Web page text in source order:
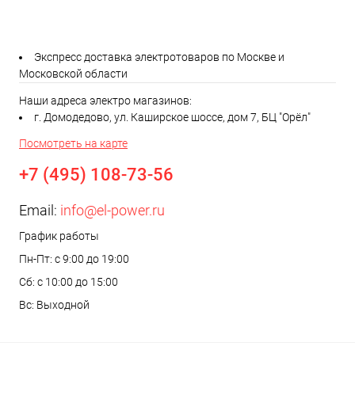
Экспресс доставка электротоваров по Москве и
Московской области
Наши адреса электро магазинов:
г. Домодедово, ул. Каширское шоссе, дом 7, БЦ "Орёл"
Посмотреть на карте
+7 (495) 108-73-56
Email: info@el-power.ru
График работы
Пн-Пт: с 9:00 до 19:00
Сб: с 10:00 до 15:00
Вс: Выходной